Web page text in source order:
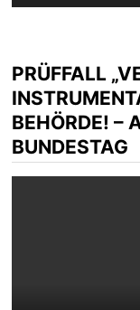
PRÜFFALL
BEHÖRDE! –
BUNDESTAG